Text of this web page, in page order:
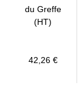
du Greffe
(HT)
42,26 €